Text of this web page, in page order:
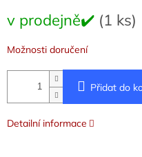
cena:
v prodejně✔️ (1 ks)
Možnosti doručení
Přidat do
Detailní informace